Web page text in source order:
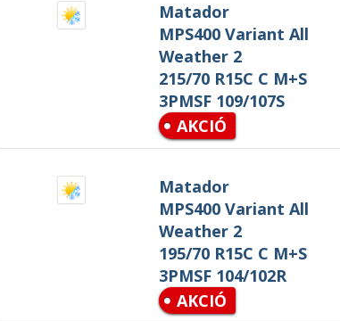
Matador
MPS400 Variant All
Weather 2
215/70 R15C C M+S
3PMSF 109/107S
AKCIÓ
Matador
MPS400 Variant All
Weather 2
195/70 R15C C M+S
3PMSF 104/102R
AKCIÓ